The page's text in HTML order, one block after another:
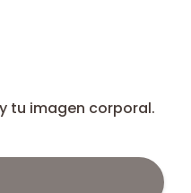
tu imagen corporal.